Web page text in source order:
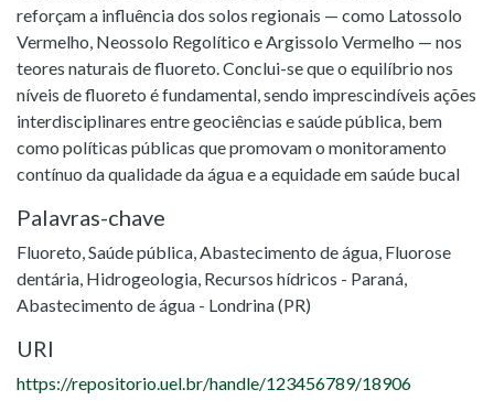
reforçam a influência dos solos regionais — como Latossolo
Vermelho, Neossolo Regolítico e Argissolo Vermelho — nos
teores naturais de fluoreto. Conclui-se que o equilíbrio nos
níveis de fluoreto é fundamental, sendo imprescindíveis ações
interdisciplinares entre geociências e saúde pública, bem
como políticas públicas que promovam o monitoramento
contínuo da qualidade da água e a equidade em saúde bucal
Palavras-chave
Fluoreto,Saúde pública,Abastecimento de água, Fluorose
dentária, Hidrogeologia, Recursos hídricos - Paraná,
Abastecimento de água - Londrina (PR)
URI
https://repositorio.uel.br/handle/123456789/18906